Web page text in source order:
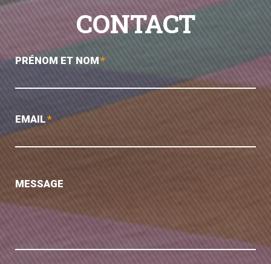
CONTACT
PRÉNOM ET NOM*
EMAIL*
MESSAGE